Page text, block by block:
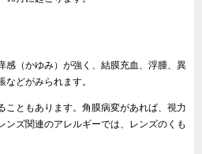
（かゆみ）が強く、結膜充血、浮腫、異
どがみられます。
ともあります。角膜病変があれば、視力
ンズ関連のアレルギーでは、レンズのくも